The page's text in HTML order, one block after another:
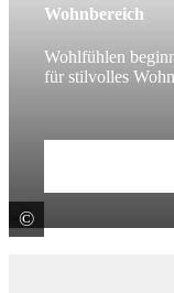
©
Wohnbereich
Wohlfühlen
für stilvolles